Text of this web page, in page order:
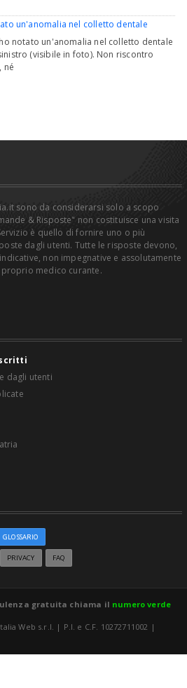
un'anomalia nel colletto dentale
notato un'anomalia nel colletto dentale
(visibile in foto). Non riscontro
né
sono da considerarsi solo a scopo
& Risposte" non costituisce una visita
è quello di fornire uno o più
dagli utenti. Tutte le risposte devono,
non impegnative e assolutamente
medico curante.
dagli utenti
GLOSSARIO
PRIVACY FAQ
gratuita chiama il numero verde
Web s.r.l. | P.I. e C.F. 10272711002 |